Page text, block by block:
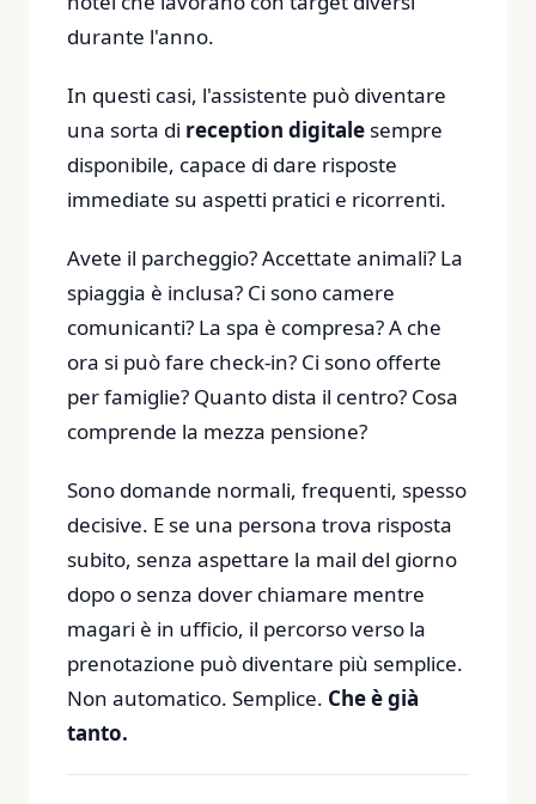
durante l'anno.
In questi casi, l'assistente può diventare
una sorta di reception digitale sempre
disponibile, capace di dare risposte
immediate su aspetti pratici e ricorrenti.
Avete il parcheggio? Accettate animali? La
spiaggia è inclusa? Ci sono camere
comunicanti? La spa è compresa? A che
ora si può fare check-in? Ci sono offerte
per famiglie? Quanto dista il centro? Cosa
comprende la mezza pensione?
Sono domande normali, frequenti, spesso
decisive. E se una persona trova risposta
subito, senza aspettare la mail del giorno
dopo o senza dover chiamare mentre
magari è in ufficio, il percorso verso la
prenotazione può diventare più semplice.
Non automatico. Semplice. Che è già
tanto.